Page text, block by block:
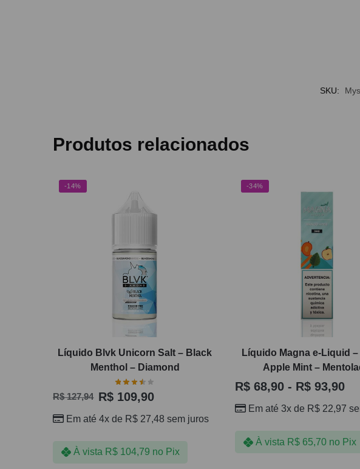
SKU:
Produtos relacionados
-14%
Líquido Blvk Unicorn Salt – Black
Menthol – Diamond
R$127,94 R$ 109,90
Em até 4x de R$ 27,48 sem juros
À vista R$104,79 no Pix
-34%
Líquido Magna e-Liquid –
Apple Mint –
R$ 68,90 - R$ 93,90
Em até 3x de R$ 22,97
À vista R$65,70 no Pix